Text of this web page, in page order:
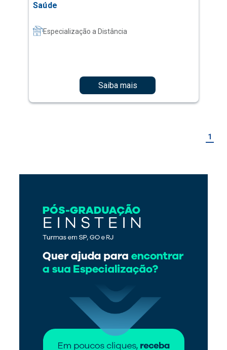
Saúde
Especialização a Distância
Saiba mais
1